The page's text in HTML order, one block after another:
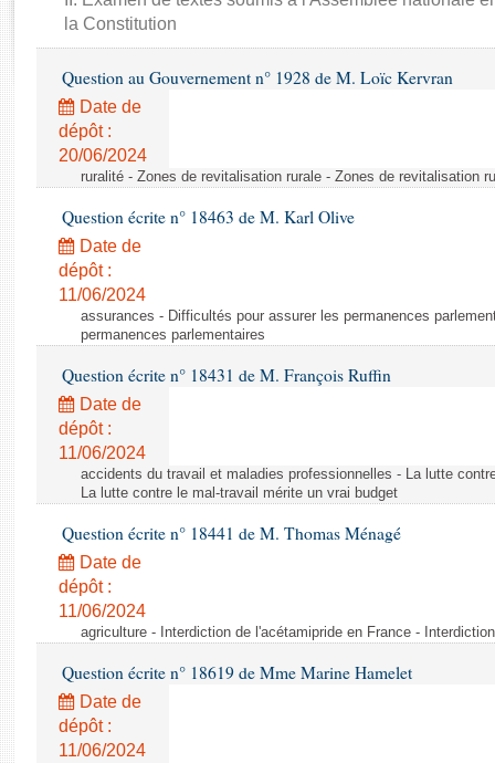
Rapports d'enquête
Rapports législatifs
Baromètre de l’application des lois
Dossiers législatifs
Budget et sécurité sociale
la Constitution
Question au Gouvernement n° 1928 de M. Loïc Kervran
Date de
dépôt :
20/06/2024
ruralité - Zones de revitalisation rurale - Zones de revitalisation
Question écrite n° 18463 de M. Karl Olive
Date de
dépôt :
11/06/2024
assurances - Difficultés pour assurer les permanences
permanences parlementaires
Question écrite n° 18431 de M. François Ruffin
Date de
dépôt :
11/06/2024
accidents du travail et maladies professionnelles - La lutte
La lutte contre le mal-travail mérite un vrai budget
Question écrite n° 18441 de M. Thomas Ménagé
Date de
dépôt :
11/06/2024
agriculture - Interdiction de l'acétamipride en France -
Question écrite n° 18619 de Mme Marine Hamelet
Date de
dépôt :
11/06/2024